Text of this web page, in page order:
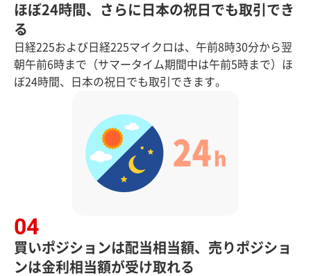
ほぼ24時間、さらに日本の祝日でも取引でき
る
日経225および日経225マイクロは、午前8時30分から翌
朝午前6時まで（サマータイム期間中は午前5時まで）ほ
ぼ24時間、日本の祝日でも取引できます。
買いポジションは配当相当額、売りポジショ
ンは金利相当額が受け取れる